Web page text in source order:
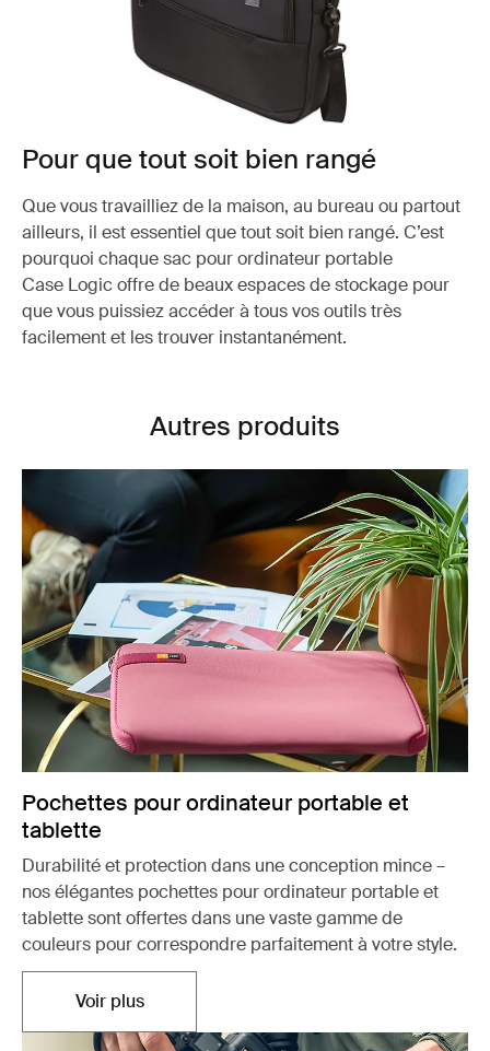
Pour que tout soit bien rangé
Que vous travailliez de la maison, au bureau ou partout
ailleurs, il est essentiel que tout soit bien rangé. C’est
pourquoi chaque sac pour ordinateur portable
Case Logic offre de beaux espaces de stockage pour
que vous puissiez accéder à tous vos outils très
facilement et les trouver instantanément.
Autres produits
Pochettes pour ordinateur portable et
tablette
Durabilité et protection dans une conception mince –
nos élégantes pochettes pour ordinateur portable et
tablette sont offertes dans une vaste gamme de
couleurs pour correspondre parfaitement à votre style.
Voir plusOuvre dans un nouvel onglet